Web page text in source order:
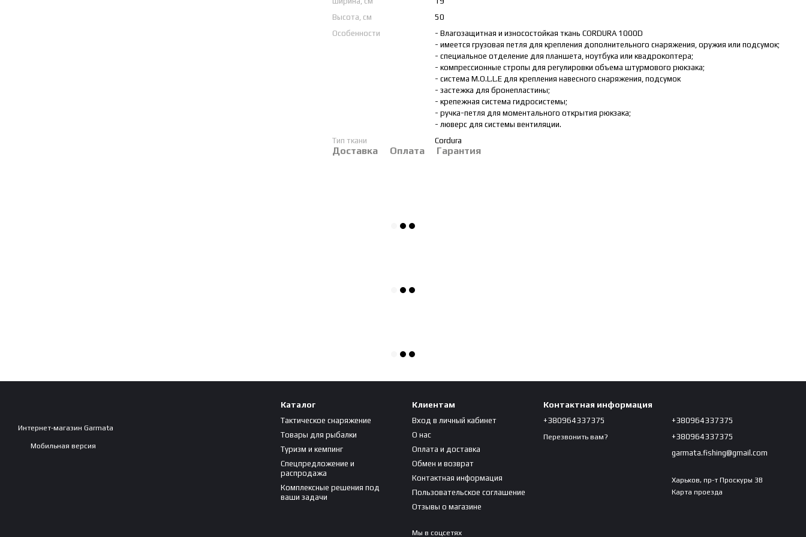
Высота, см
50
Особенности
- Влагозащитная и износостойкая ткань CORDURA 1000D
- имеется грузовая петля для крепления дополнительного снаряжения, оружия или подсумок;
- специальное отделение для планшета, ноутбука или квадрокоптера;
- компрессионные стропы для регулировки объема штурмового рюкзака;
- система M.O.L.L.E для крепления навесного снаряжения, подсумок
- застежка для бронепластины;
- крепежная система гидросистемы;
- ручка-петля для моментального открытия рюкзака;
- люверс для системы вентиляции.
Тип ткани
Cordura
Доставка Оплата Гарантия
Интернет-магазин Garmata
Мобильная версия
Каталог
Тактическое снаряжение
Товары для рыбалки
Туризм и кемпинг
Спецпредложение и
распродажа
Комплексные решения под
ваши задачи
Клиентам
Вход в личный кабинет
О нас
Оплата и доставка
Обмен и возврат
Контактная информация
Пользовательское соглашение
Отзывы о магазине
Мы в соцсетях
Контактная информация
+380964337375
Перезвонить вам?
+380964337375
+380964337375
garmata.fishing@gmail.com
Харьков, пр-т Проскуры 3В
Карта проезда